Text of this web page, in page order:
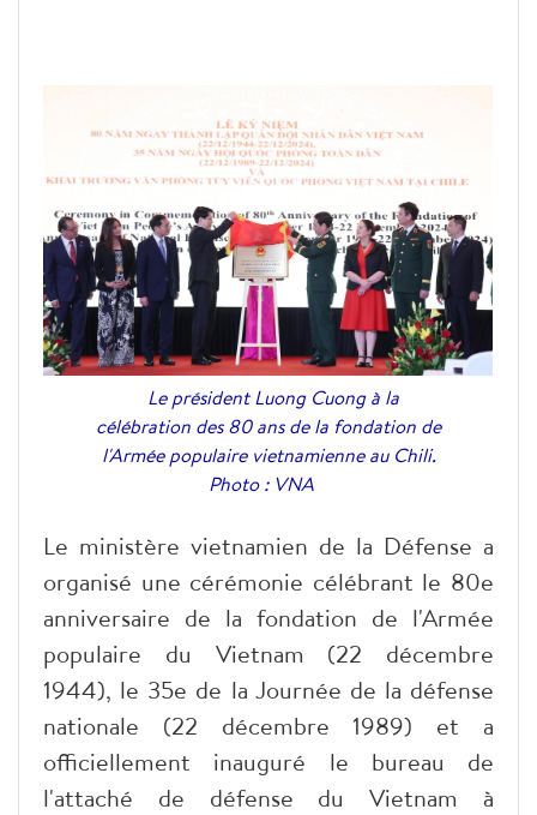
Le président Luong Cuong à la
célébration des 80 ans de la fondation de
l'Armée populaire vietnamienne au Chili.
Photo : VNA
Le ministère vietnamien de la Défense a
organisé une cérémonie célébrant le 80e
anniversaire de la fondation de l'Armée
populaire du Vietnam (22 décembre
1944), le 35e de la Journée de la défense
nationale (22 décembre 1989) et a
officiellement inauguré le bureau de
l'attaché de défense du Vietnam à